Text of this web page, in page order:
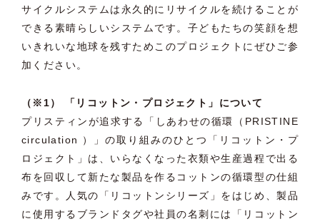
サイクルシステムは永久的にリサイクルを続けることが
できる素晴らしいシステムです。子どもたちの笑顔を想
いきれいな地球を残すためこのプロジェクトにぜひご参
加ください。
（※1） 「リコットン・プロジェクト」について
プリスティンが追求する「しあわせの循環（PRISTINE
circulation ）」の取り組みのひとつ「リコットン・プ
ロジェクト」は、いらなくなった衣類や生産過程で出る
布を回収して新たな製品を作るコットンの循環型の仕組
みです。人気の「リコットンシリーズ」をはじめ、製品
に使用するブランドタグや社員の名刺には「リコットン